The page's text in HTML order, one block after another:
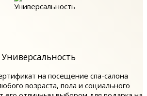
Универсальность
на посещение спа-салона
возраста, пола и социального